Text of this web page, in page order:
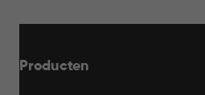
Producten